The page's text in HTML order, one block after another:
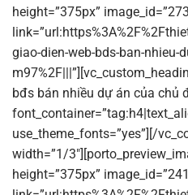
height=”375px”
giao-dien-web-bds-ban-nhieu-
bđs bán nhiều dự án của chủ
use_theme_fonts=”yes”][/
width=”1/
height=”375px”